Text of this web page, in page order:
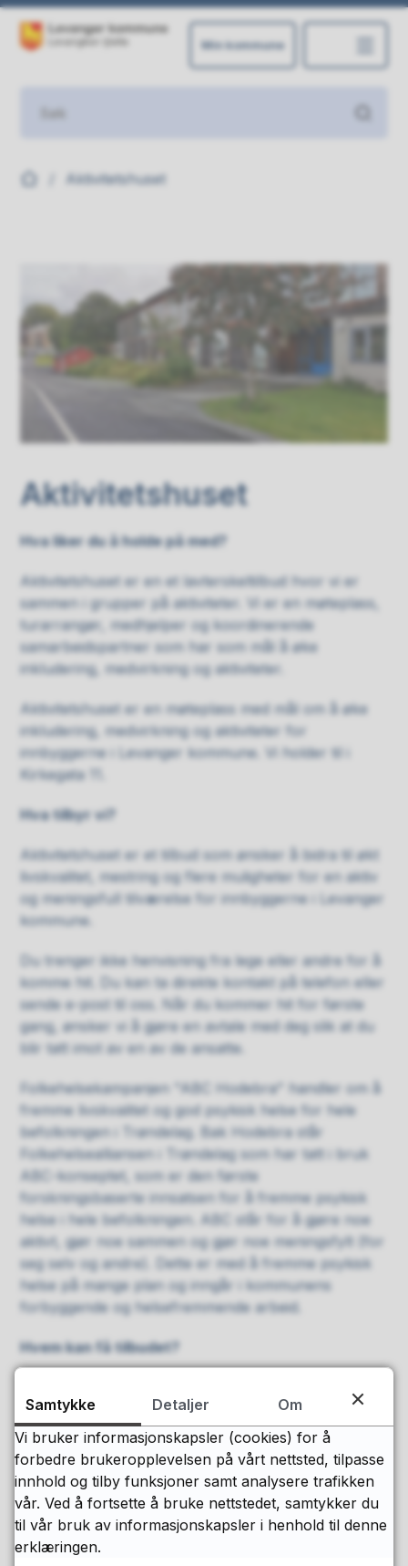
Min kommune
Du er her:Aktivitetshuset
Aktivitetshuset
Hva liker du å holde på med?
Aktivitetshuset er en et lavterskeltilbud hvor vi er
sammen i grupper på aktiviteter. Vi er en møteplass,
turarrangør, medhjelper og koordinerende
samarbeidspartner som har som mål å øke
inkludering, medvirkning og aktiviteter.
Aktivitetshuset er en møteplass med mål om å øke
inkludering, medvirkning og aktiviteter for
innbyggerne i Levanger kommune. Vi holder til i
Kirkegata 11.
Hva tilbyr vi?
Aktivitetshuset er et tilbud som ønsker å bidra til økt
livskvalitet, mestring og flere muligheter for en aktiv
og meningsfull tilværelse for innbyggerne i Levanger
kommune.
Du trenger ikke henvisning fra lege eller andre for å
komme hit. Du kan ta direkte kontakt på telefon eller
sende e-post til oss. Når du kommer hit for første
gang, ønsker vi å gjøre en avtale med deg slik at du
blir tatt imot av en av de ansatte.
Folkehelsekampanjen "ABC Hodebra" handler om å
fremme livskvalitet og god psykisk helse for hele
befolkningen i Trøndelag. Bak Hodebra står
Folkehelsealliansen i Trøndelag som har tatt i bruk
ABC-konseptet, som er den første
forskningsbaserte innsatsen for å fremme psykisk
helse i hele befolkningen. ABC står for å gjøre noe
aktivt, gjør noe sammen og gjør noe meningsfylt (for
seg selv og andre). Dette er med å fremme psykisk
helse på mange plan og inngår i kommunens
forbyggende og helsefremmende arbeid.
Hvem kan få tilbudet?
Levanger kommune og har utfordringer innenfor
livsmestring.
Aktiviteter
Vi har ulike aktivitetstilbud.
Eksempler på aktiviteter er sang, musikk, kunst,
trening, ballspill, friluftsaktiviteter og sosialt
Samtykke Detaljer
Om
Vi bruker informasjonskapsler (cookies) for å
forbedre brukeropplevelsen på vårt nettsted, tilpasse
innhold og tilby funksjoner samt analysere trafikken
vår. Ved å fortsette å bruke nettstedet, samtykker du
til vår bruk av informasjonskapsler i henhold til denne
erklæringen.